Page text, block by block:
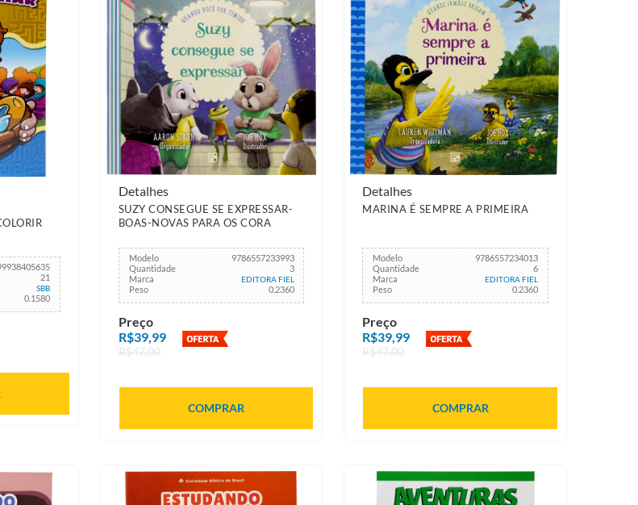
21
SBB
0.1580
SUZY CONSEGUE SE EXPRESSAR-
BOAS-NOVAS PARA OS CORA
Modelo
9786557233993
Quantidade
3
Marca
EDITORA FIEL
Peso 0.2360
Preço
R$39,99
R$47,00
COMPRAR
Detalhes
MARINA É SEMPRE A PRIMEIRA
Modelo
9786557234013
Quantidade
6
Marca
EDITORA FIEL
Peso 0.2360
Preço
R$39,99
R$47,00
COMPRAR
Detalhes